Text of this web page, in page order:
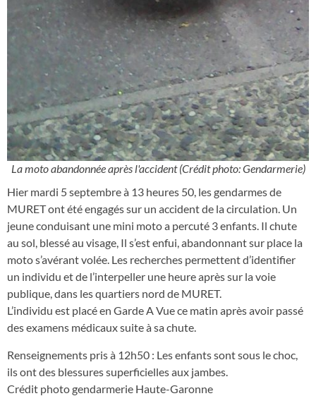
La moto abandonnée après l'accident (Crédit photo: Gendarmerie)
Hier mardi 5 septembre à 13 heures 50, les gendarmes de
MURET ont été engagés sur un accident de la circulation. Un
jeune conduisant une mini moto a percuté 3 enfants. Il chute
au sol, blessé au visage, Il s’est enfui, abandonnant sur place la
moto s’avérant volée. Les recherches permettent d’identifier
un individu et de l’interpeller une heure après sur la voie
publique, dans les quartiers nord de MURET.
L’individu est placé en Garde A Vue ce matin après avoir passé
des examens médicaux suite à sa chute.
Renseignements pris à 12h50 : Les enfants sont sous le choc,
ils ont des blessures superficielles aux jambes.
Crédit photo gendarmerie Haute-Garonne